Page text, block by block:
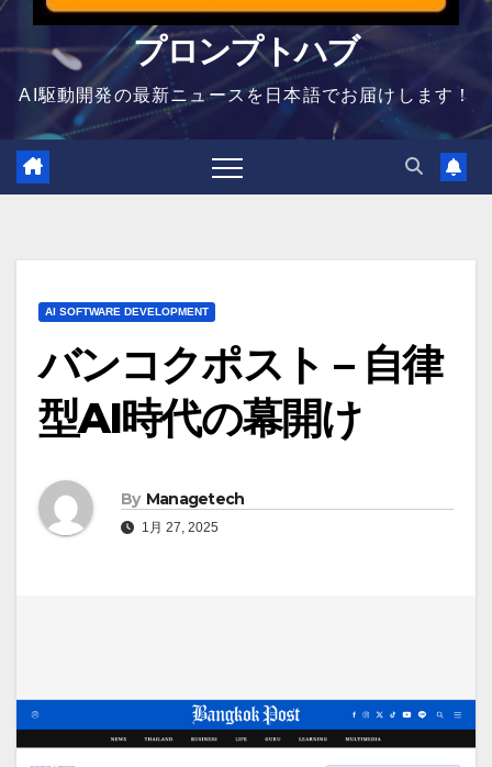
プロンプトハブ
AI駆動開発の最新ニュースを日本語でお届けします！
AI SOFTWARE DEVELOPMENT
バンコクポスト – 自律
型AI時代の幕開け
By Managetech
1月 27, 2025